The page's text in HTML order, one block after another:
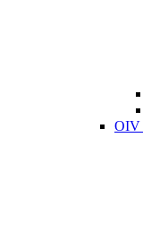
OIV